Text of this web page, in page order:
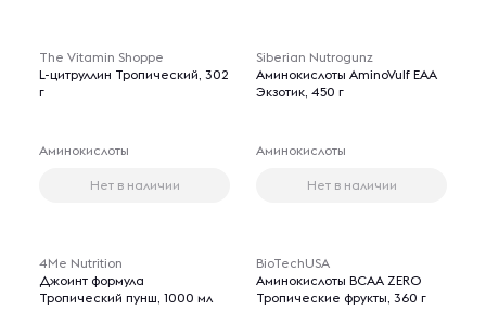
The Vitamin Shoppe
L-цитруллин Тропический, 302
г
Аминокислоты
Нет в наличии
Siberian Nutrogunz
Аминокислоты AminoVulf ЕАА
Экзотик, 450 г
Аминокислоты
Нет в наличии
4Me Nutrition
Джоинт формула
Тропический пунш, 1000 мл
BioTechUSA
Аминокислоты BCAA ZERO
Тропические фрукты, 360 г